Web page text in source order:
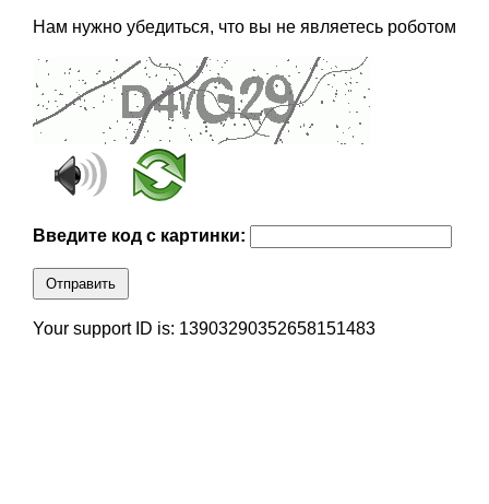
Нам нужно убедиться, что вы не являетесь роботом
Введите код с картинки:
Отправить
Your support ID is: 13903290352658151483